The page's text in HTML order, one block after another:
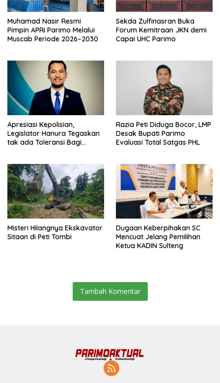
Muhamad Nasir Resmi
Pimpin APRI Parimo Melalui
Muscab Periode 2026–2030
Sekda Zulfinasran Buka
Forum Kemitraan JKN demi
Capai UHC Parimo
Apresiasi Kepolisian,
Legislator Hanura Tegaskan
tak ada Toleransi Bagi
Razia Peti Diduga Bocor, LMP
Desak Bupati Parimo
Evaluasi Total Satgas PHL
Misteri Hilangnya Ekskavator
Sitaan di Peti Tombi
Dugaan Keberpihakan SC
Mencuat Jelang Pemilihan
Ketua KADIN Sulteng
Tambah Komentar